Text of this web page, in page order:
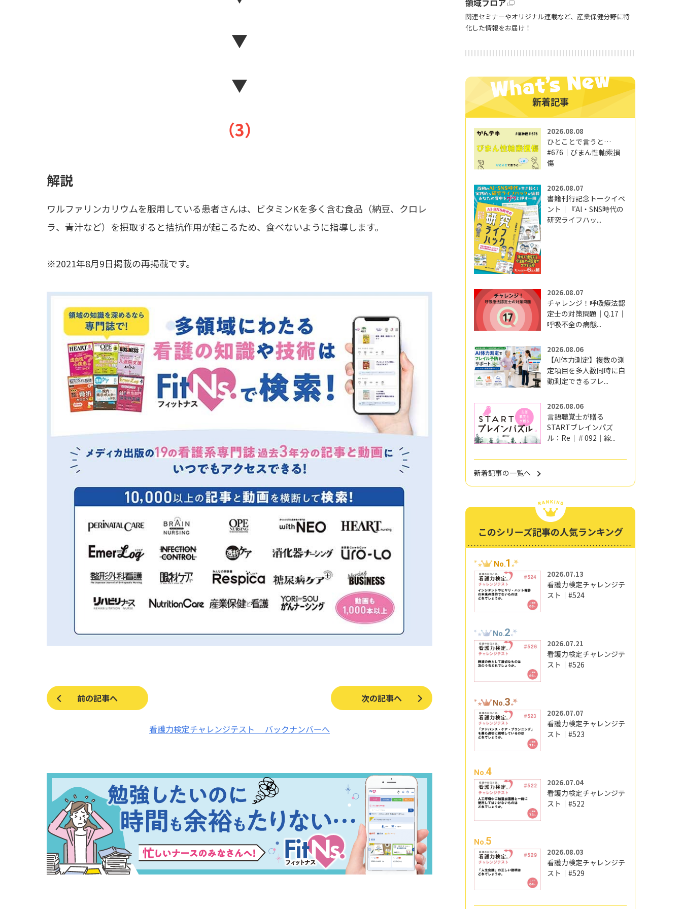
▼
▼
（3）
解説
ワルファリンカリウムを服用している患者さんは、ビタミンKを多く含む食品（納豆、クロレ
ラ、青汁など）を摂取すると拮抗作用が起こるため、食べないように指導します。
※2021年8月9日掲載の再掲載です。
前の記事へ 次の記事へ
看護力検定チャレンジテスト バックナンバーへ
領域フロア
関連セミナーやオリジナル連載など、産業保健分野に特
化した情報をお届け！
新着記事
2026.08.08
ひとことで言うと…
#676｜びまん性軸索損
傷
2026.08.07
書籍刊行記念トークイベ
ント｜『AI・SNS時代の
研究ライフハッ...
2026.08.07
チャレンジ！呼吸療法認
定士の対策問題｜Q.17｜
呼吸不全の病態...
2026.08.06
【AI体力測定】複数の測
定項目を多人数同時に自
動測定できるフレ...
2026.08.06
言語聴覚士が贈る
STARTブレインパズ
ル：Re｜＃092｜線...
新着記事の一覧へ
このシリーズ記事の人気ランキング
No.1
2026.07.13
看護力検定チャレンジテ
スト｜#524
No.2
2026.07.21
看護力検定チャレンジテ
スト｜#526
No.3
2026.07.07
看護力検定チャレンジテ
スト｜#523
No.4
2026.07.04
看護力検定チャレンジテ
スト｜#522
No.5
2026.08.03
看護力検定チャレンジテ
スト｜#529